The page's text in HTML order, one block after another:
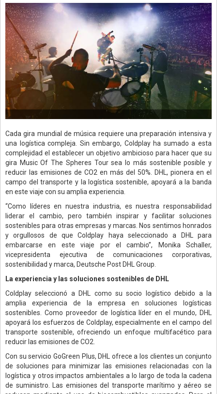
Cada gira mundial de música requiere una preparación intensiva y
una logística compleja. Sin embargo, Coldplay ha sumado a esta
complejidad el establecer un objetivo ambicioso para hacer que su
gira Music Of The Spheres Tour sea lo más sostenible posible y
reducir las emisiones de CO2 en más del 50%. DHL, pionera en el
campo del transporte y la logística sostenible, apoyará a la banda
en este viaje con su amplia experiencia.
“Como líderes en nuestra industria, es nuestra responsabilidad
liderar el cambio, pero también inspirar y facilitar soluciones
sostenibles para otras empresas y marcas. Nos sentimos honrados
y orgullosos de que Coldplay haya seleccionado a DHL para
embarcarse en este viaje por el cambio”, Monika Schaller,
vicepresidenta ejecutiva de comunicaciones corporativas,
sostenibilidad y marca, Deutsche Post DHL Group.
La experiencia y las soluciones sostenibles de DHL
Coldplay seleccionó a DHL como su socio logístico debido a la
amplia experiencia de la empresa en soluciones logísticas
sostenibles. Como proveedor de logística líder en el mundo, DHL
apoyará los esfuerzos de Coldplay, especialmente en el campo del
transporte sostenible, ofreciendo un enfoque multifacético para
reducir las emisiones de CO2.
Con su servicio GoGreen Plus, DHL ofrece a los clientes un conjunto
de soluciones para minimizar las emisiones relacionadas con la
logística y otros impactos ambientales a lo largo de toda la cadena
de suministro. Las emisiones del transporte marítimo y aéreo se